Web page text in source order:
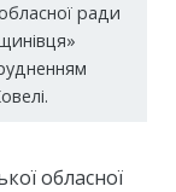
ради
обласної